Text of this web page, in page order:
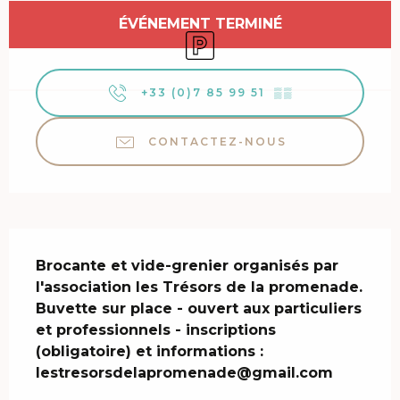
Ouverture et coordonnées
ÉVÉNEMENT TERMINÉ
Parking
+33 (0)7 85 99 51 ▒▒
CONTACTEZ-NOUS
Brocante et vide-grenier organisés par
l'association les Trésors de la promenade.
Buvette sur place - ouvert aux particuliers
et professionnels - inscriptions
lestresorsdelapromenade@gmail.com